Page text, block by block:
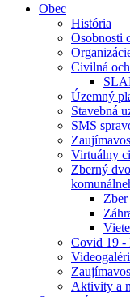
Obec
História
Osobnosti
Civilná
Územný
Stavebná
SMS
Virtuálny
Zberný
Zber
Covid 19 -
Aktivity a